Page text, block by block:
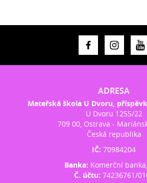
ADRESA
Mateřská škola U Dvoru,
U Dvoru 1255/22
709 00, Ostrava -
Česká republika
IČ:70984204
Banka: Komerční
Č. účtu: 74236761/